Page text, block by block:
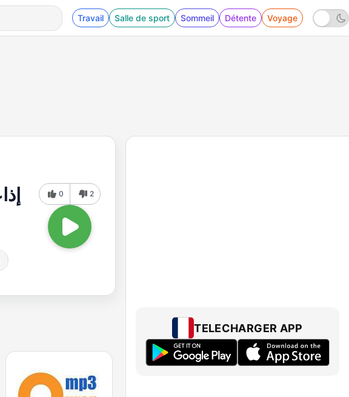
Travail Salle de sport Sommeil Détente Voyage
0 2
TELECHARGER APP